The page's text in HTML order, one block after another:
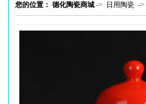
您的位置： 德化陶瓷商城 -> 日用陶瓷 ->